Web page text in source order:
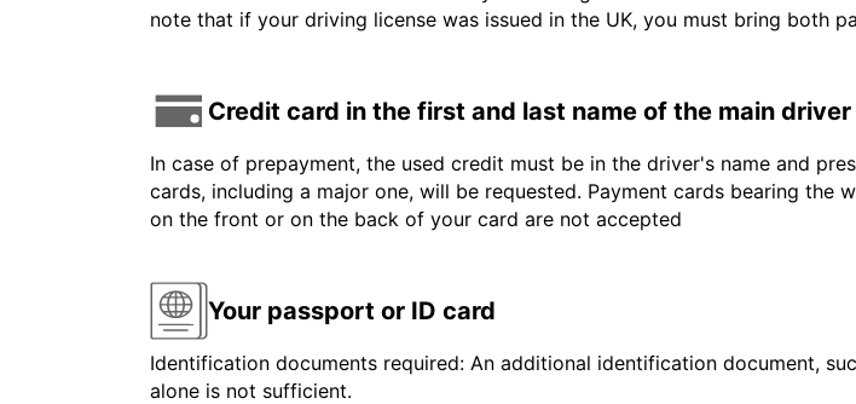
note that if your driving license was issued in the UK, you must bring both
Credit card in the first and last name of the main driver
In case of prepayment, the used credit must be in the driver's name and
cards, including a major one, will be requested. Payment cards bearing the
on the front or on the back of your card are not accepted
Your passport or ID card
Identification documents required: An additional identification document,
alone is not sufficient.